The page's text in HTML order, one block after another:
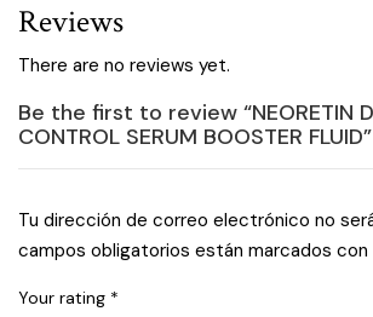
Reviews
There are no reviews yet.
Be the first to review “NEORETIN
CONTROL SERUM BOOSTER FLUID”
Tu dirección de correo electrónico no
campos obligatorios están marcados con
Your rating *